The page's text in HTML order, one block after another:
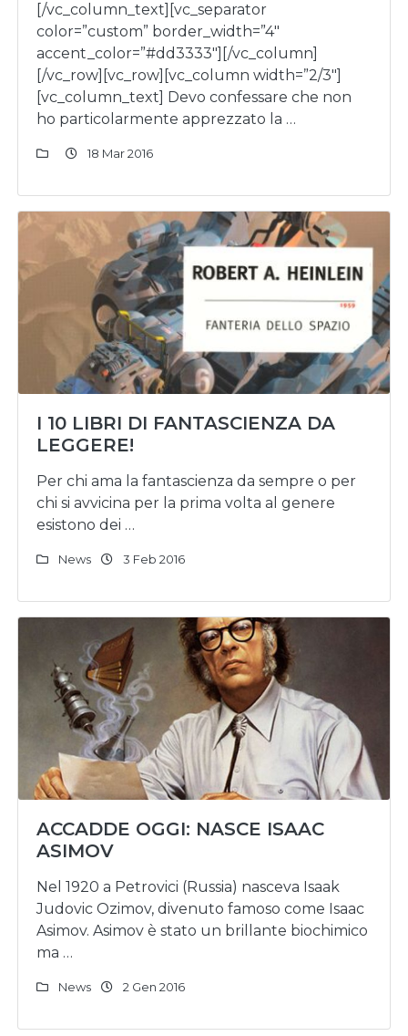
[/vc_column_text][vc_separator
color=”custom” border_width=”4″
accent_color=”#dd3333″][/vc_column]
[/vc_row][vc_row][vc_column width=”2/3″]
[vc_column_text] Devo confessare che non
ho particolarmente apprezzato la …
18 Mar 2016
I 10 LIBRI DI FANTASCIENZA DA
LEGGERE!
Per chi ama la fantascienza da sempre o per
chi si avvicina per la prima volta al genere
esistono dei …
News 3 Feb 2016
ACCADDE OGGI: NASCE ISAAC
ASIMOV
Nel 1920 a Petrovici (Russia) nasceva Isaak
Judovic Ozimov, divenuto famoso come Isaac
Asimov. Asimov è stato un brillante biochimico
ma …
News 2 Gen 2016